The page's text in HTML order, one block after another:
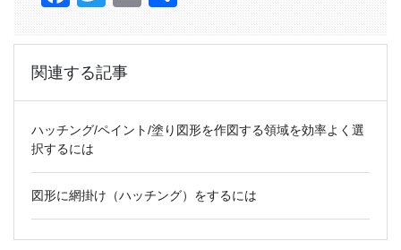
関連する記事
ハッチング/ペイント/塗り図形を作図する領域を効率よく選
択するには
図形に網掛け（ハッチング）をするには